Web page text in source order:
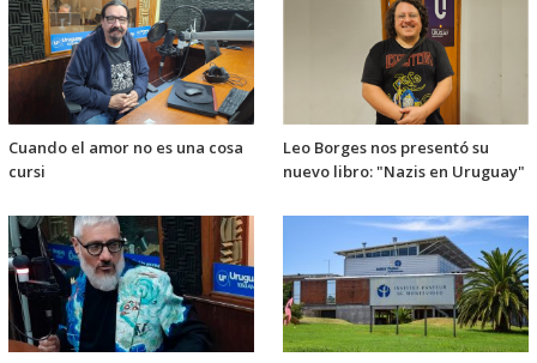
Cuando el amor no es una cosa
cursi
Leo Borges nos presentó su
nuevo libro: "Nazis en Uruguay"